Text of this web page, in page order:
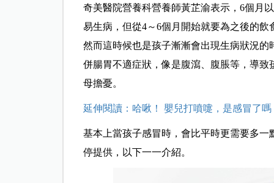
奇美醫院營養科營養師黃芷渝表示，6個月
易生病，但從4～6個月開始就要為之後的
然而這時候也是孩子漸漸會出現生病狀況
併腸胃不適症狀，像是腹瀉、腹脹等，導
母擔憂。
延伸閱讀：哈啾！ 嬰兒打噴嚏，是感冒了嗎
基本上當孩子感冒時，會比平時更需要多
停提供，以下一一介紹。